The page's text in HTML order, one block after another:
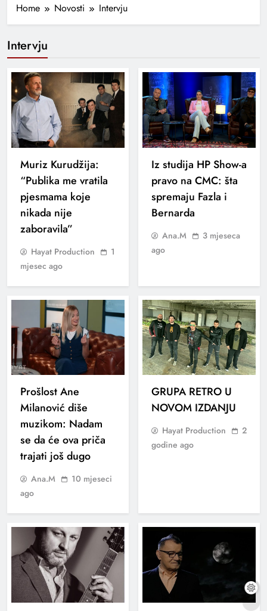
Home Novosti Intervju
Intervju
Muriz Kurudžija:
“Publika me vratila
pjesmama koje
nikada nije
zaboravila”
Hayat Production
1
mjesec ago
Iz studija HP Show-a
pravo na CMC: šta
spremaju Fazla i
Bernarda
Ana.M
3 mjeseca
ago
Prošlost Ane
Milanović diše
muzikom: Nadam
se da će ova priča
trajati još dugo
Ana.M
10 mjeseci
ago
GRUPA RETRO U
NOVOM IZDANJU
Hayat Production
2
godine ago